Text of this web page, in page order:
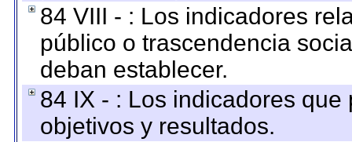
84 VIII - : Los indicadores
público o trascendencia
deban establecer.
84 IX - : Los indicadores
objetivos y resultados.